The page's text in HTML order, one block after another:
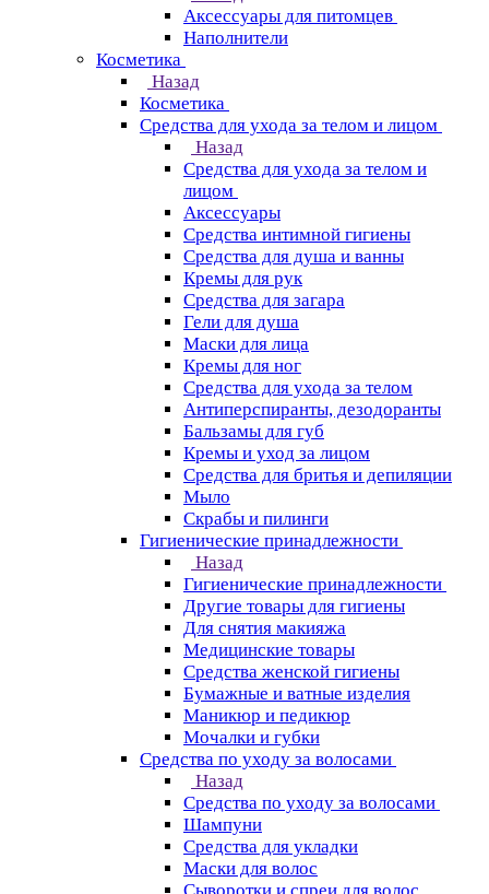
Аксессуары для питомцев
Наполнители
Косметика
Назад
Косметика
Средства для ухода за телом и лицом
Назад
Средства для ухода за телом и
лицом
Аксессуары
Средства интимной гигиены
Средства для душа и ванны
Кремы для рук
Средства для загара
Гели для душа
Маски для лица
Кремы для ног
Средства для ухода за телом
Антиперспиранты, дезодоранты
Бальзамы для губ
Кремы и уход за лицом
Средства для бритья и депиляции
Мыло
Скрабы и пилинги
Гигиенические принадлежности
Назад
Гигиенические принадлежности
Другие товары для гигиены
Для снятия макияжа
Медицинские товары
Средства женской гигиены
Бумажные и ватные изделия
Маникюр и педикюр
Мочалки и губки
Средства по уходу за волосами
Назад
Средства по уходу за волосами
Шампуни
Средства для укладки
Маски для волос